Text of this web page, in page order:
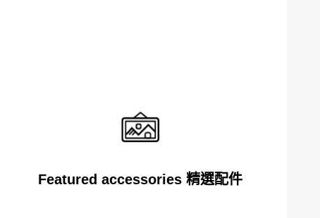
Featured accessories 精選配件